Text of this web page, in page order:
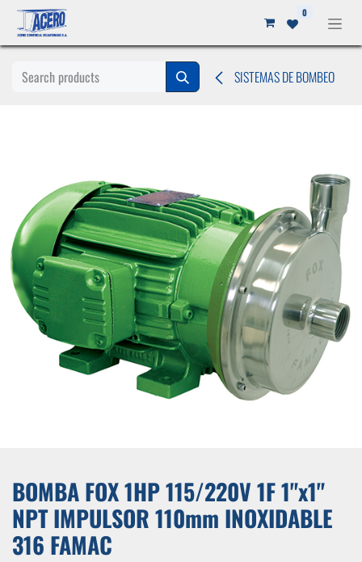
Ir al contenido 0
SISTEMAS DE BOMBEO
BOMBA FOX 1HP 115/220V 1F 1"x1"
NPT IMPULSOR 110mm INOXIDABLE
316 FAMAC